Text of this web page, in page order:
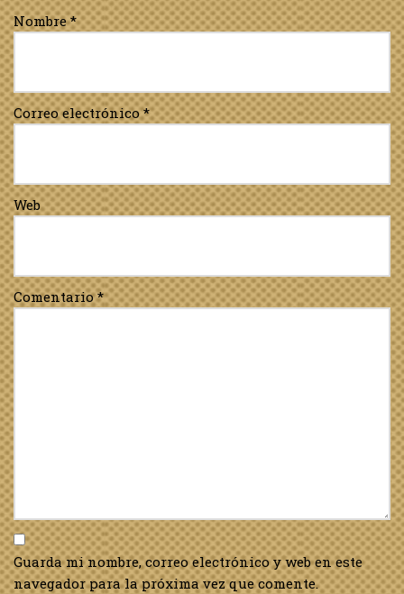
Nombre*
Correo electrónico*
Web
Comentario*
Guarda mi nombre, correo electrónico y web en este
navegador para la próxima vez que comente.